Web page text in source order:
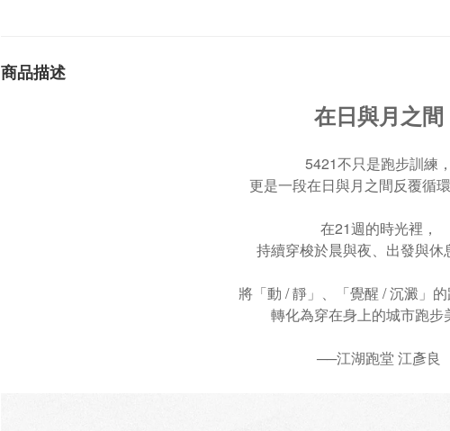
商品描述
在日與月之間
5421不只是跑步訓練
更是一段在日與月之間反覆循
在21週的時光裡，
持續穿梭於晨與夜、出發與休
將「動 / 靜」、「覺醒 / 沉澱」
轉化為穿在身上的城市跑步
──江湖跑堂 江彥良